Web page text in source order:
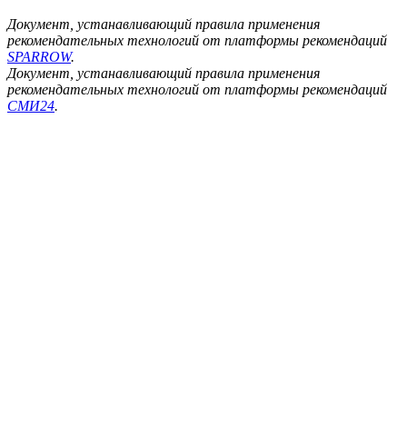
Документ, устанавливающий правила применения
рекомендательных технологий от платформы рекомендаций
SPARROW.
Документ, устанавливающий правила применения
рекомендательных технологий от платформы рекомендаций
СМИ24.